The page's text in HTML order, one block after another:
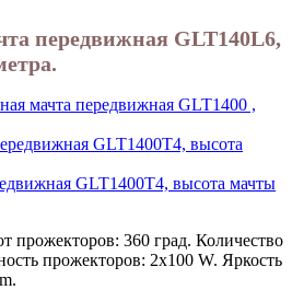
передвижная GLT140L6,
мачта передвижная GLT1400 ,
GLT1400Т4, высота мачты
прожекторов: 360 град. Количество
прожекторов: 2х100 W. Яркость